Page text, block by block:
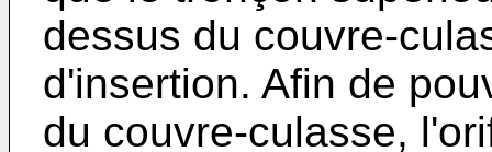
dessus du couvre-
d'insertion. Afin de
du couvre-culasse,